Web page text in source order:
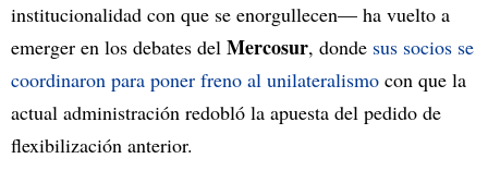
institucionalidad con que se enorgullecen— ha vuelto a
emerger en los debates del Mercosur, donde sus socios se
coordinaron para poner freno al unilateralismo con que la
actual administración redobló la apuesta del pedido de
flexibilización anterior.